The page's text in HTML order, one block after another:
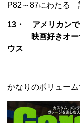
P82～87にわたる
13・ アメリカンで
映画好きオーナ
ウス
かなりのボリューム